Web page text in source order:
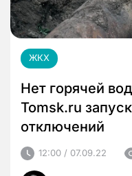
ЖКХ
Нет горячей
Tomsk.ru
отключений
12:00 / 07.09.22